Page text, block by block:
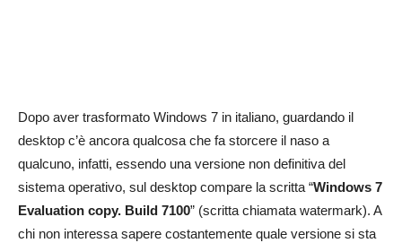
Dopo aver trasformato Windows 7 in italiano, guardando il
desktop c’è ancora qualcosa che fa storcere il naso a
qualcuno, infatti, essendo una versione non definitiva del
sistema operativo, sul desktop compare la scritta “Windows 7
Evaluation copy. Build 7100” (scritta chiamata watermark). A
chi non interessa sapere costantemente quale versione si sta